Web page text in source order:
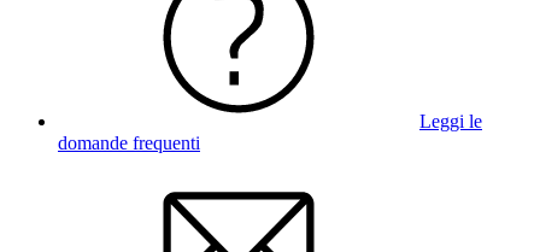
Leggi le
domande frequenti